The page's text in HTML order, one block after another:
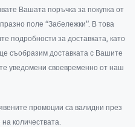
Вашата поръчка за покупка от
поле “Забележки”. В това
подробности за доставката, като
съобразим доставката с Вашите
уведомени своевременно от наш
промоции са валидни през
количествата.